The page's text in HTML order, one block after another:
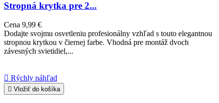
Stropná krytka pre 2...
Cena 9,99 €
Dodajte svojmu osvetleniu profesionálny vzhľad s touto elegantnou
stropnou krytkou v čiernej farbe. Vhodná pre montáž dvoch
závesných svietidiel,...
 Rýchly náhľad
 Vložiť do košíka